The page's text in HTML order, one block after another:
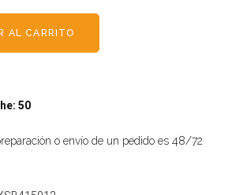
AL CARRITO
50
o envío de un pedido es 48/72